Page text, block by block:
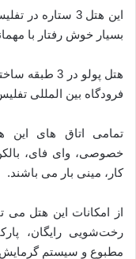
این هتل 3
بسیار خوش رفتار با
فرودگاه بین المللی
تمامی اتاق های این
خصوصی، وای فای،
کار، مینی بار می باشند.
از امکانات این هتل می
رخت‌شویی رایگان،
مطبوع و سیستم